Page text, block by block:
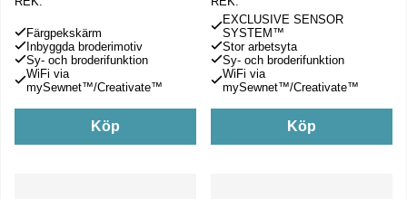
Färgpekskärm
Inbyggda broderimotiv
Sy- och broderifunktion
WiFi via
mySewnet™/Creativate™
Köp
EXCLUSIVE SENSOR
SYSTEM™
Stor arbetsyta
Sy- och broderifunktion
WiFi via
mySewnet™/Creativate™
Köp